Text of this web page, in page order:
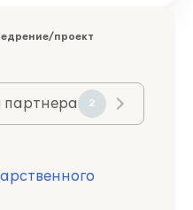
проект
партнера 2